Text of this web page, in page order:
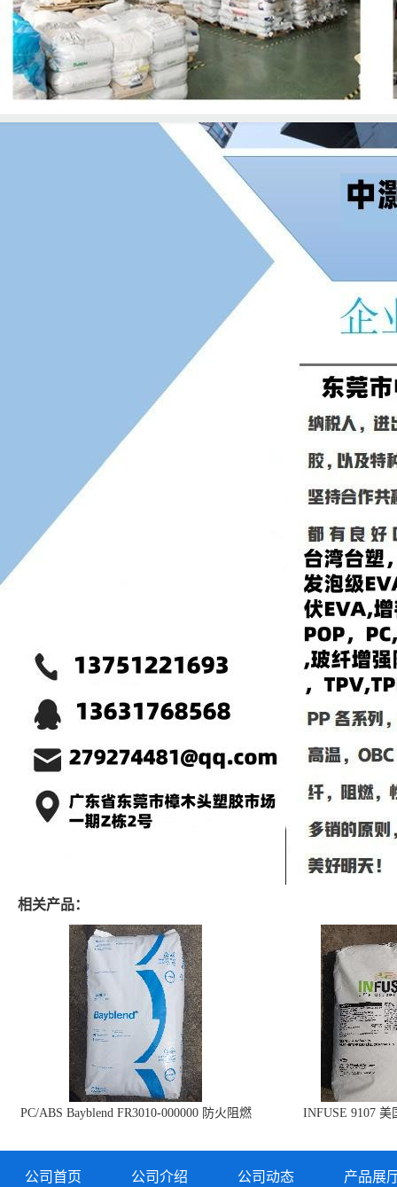
相关产品：
PC/ABS Bayblend FR3010-000000 防火阻燃
INFUSE 9107 美
公司首页 公司介绍 公司动态 产品展